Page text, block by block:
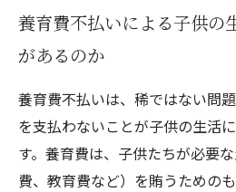
養育費不払いによる子供の
があるのか
養育費不払いは、稀ではない問
を支払わないことが子供の生活
す。養育費は、子供たちが必要
費、教育費など）を賄うためのも